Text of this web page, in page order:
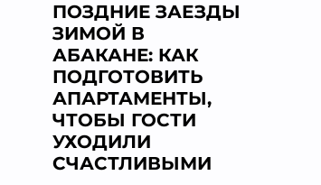
ПОЗДНИЕ ЗАЕЗДЫ
ЗИМОЙ В
АБАКАНЕ: КАК
ПОДГОТОВИТЬ
АПАРТАМЕНТЫ,
ЧТОБЫ ГОСТИ
УХОДИЛИ
СЧАСТЛИВЫМИ